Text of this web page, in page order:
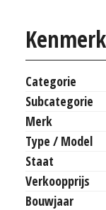
Categorie
Subcategorie
Merk
Type / Model
Staat
Verkoopprijs
Bouwjaar